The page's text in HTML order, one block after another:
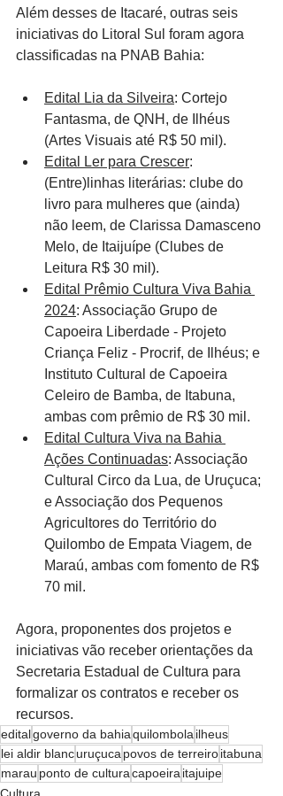
Além desses de Itacaré, outras seis
iniciativas do Litoral Sul foram agora
classificadas na PNAB Bahia:
Edital Lia da Silveira: Cortejo
Fantasma, de QNH, de Ilhéus
(Artes Visuais até R$ 50 mil).
Edital Ler para Crescer:
(Entre)linhas literárias: clube do
livro para mulheres que (ainda)
não leem, de Clarissa Damasceno
Melo, de Itaijuípe (Clubes de
Leitura R$ 30 mil).
Edital Prêmio Cultura Viva Bahia
2024: Associação Grupo de
Capoeira Liberdade - Projeto
Criança Feliz - Procrif, de Ilhéus; e
Instituto Cultural de Capoeira
Celeiro de Bamba, de Itabuna,
ambas com prêmio de R$ 30 mil.
Edital Cultura Viva na Bahia
Ações Continuadas: Associação
Cultural Circo da Lua, de Uruçuca;
e Associação dos Pequenos
Agricultores do Território do
Quilombo de Empata Viagem, de
Maraú, ambas com fomento de R$
70 mil.
Agora, proponentes dos projetos e
iniciativas vão receber orientações da
Secretaria Estadual de Cultura para
formalizar os contratos e receber os
recursos.
editalgoverno da bahiaquilombola ilheus
lei aldir blancuruçuca povos de terreiroitabuna
marau ponto de culturacapoeira itajuipe